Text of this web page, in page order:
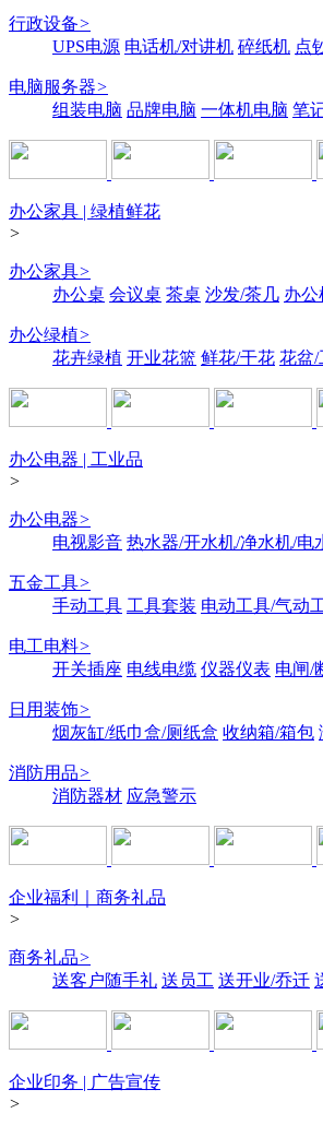
行政设备>
UPS电源 电话机/对讲机 碎纸机 点
电脑服务器>
组装电脑 品牌电脑 一体机电脑 笔
办公家具 | 绿植鲜花
>
办公家具>
办公桌 会议桌 茶桌 沙发/茶几 办公
办公绿植>
花卉绿植 开业花篮 鲜花/干花 花盆/
办公电器 | 工业品
>
办公电器>
电视影音 热水器/开水机/净水机/电
五金工具>
手动工具 工具套装 电动工具/气动
电工电料>
开关插座 电线电缆 仪器仪表 电闸/
日用装饰>
烟灰缸/纸巾盒/厕纸盒 收纳箱/箱包
消防用品>
消防器材 应急警示
企业福利｜商务礼品
>
商务礼品>
送客户随手礼 送员工 送开业/乔迁
企业印务 | 广告宣传
>